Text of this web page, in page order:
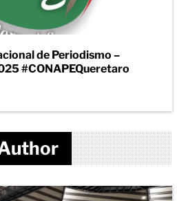
de Periodismo –
#CONAPEQueretaro